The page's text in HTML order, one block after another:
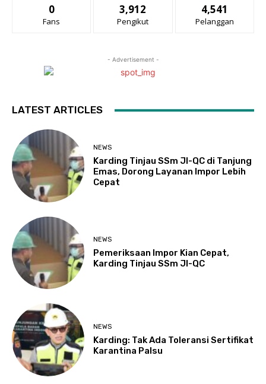
0
Fans
3,912
Pengikut
4,541
Pelanggan
- Advertisement -
LATEST ARTICLES
NEWS
Karding Tinjau SSm JI-QC di Tanjung
Emas, Dorong Layanan Impor Lebih
Cepat
NEWS
Pemeriksaan Impor Kian Cepat,
Karding Tinjau SSm JI-QC
NEWS
Karding: Tak Ada Toleransi Sertifikat
Karantina Palsu